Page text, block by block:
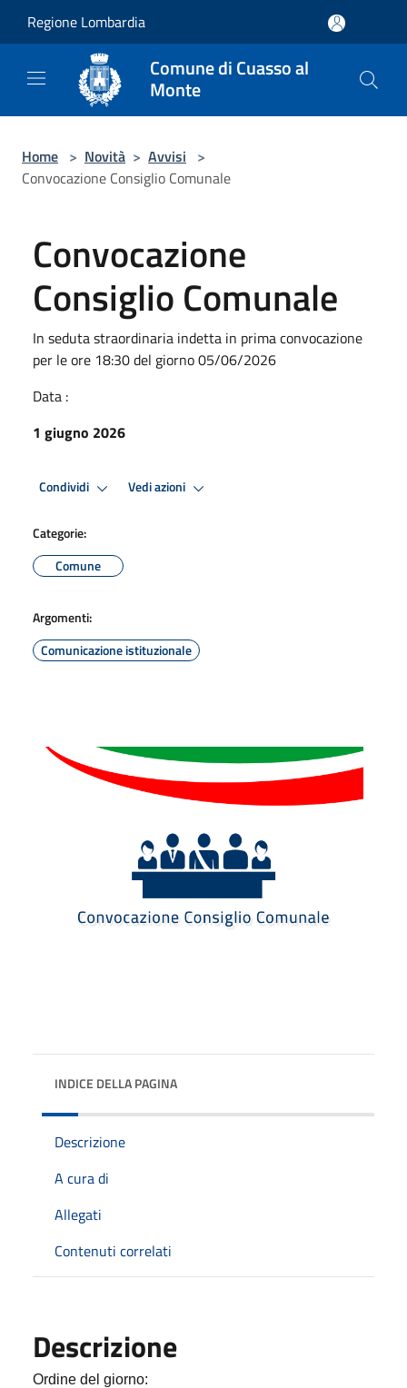
Regione Lombardia
Comune di Cuasso al
Monte
Home > Novità > Avvisi >
Convocazione Consiglio Comunale
Convocazione
Consiglio Comunale
In seduta straordinaria indetta in prima convocazione
per le ore 18:30 del giorno 05/06/2026
Data :
1 giugno 2026
Condividi Vedi azioni
Categorie:
Comune
Argomenti:
Comunicazione istituzionale
INDICE DELLA PAGINA
Descrizione
A cura di
Allegati
Contenuti correlati
Descrizione
Ordine del giorno: